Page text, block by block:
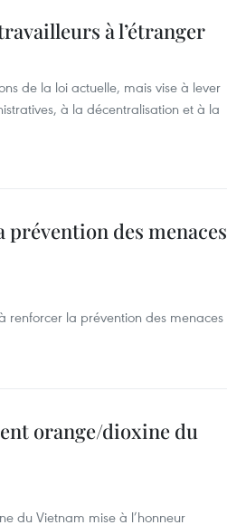
à l’étranger
de la loi actuelle, mais vise à lever
à la décentralisation et à la
prévention des menaces
renforcer la prévention des menaces
orange/dioxine du
du Vietnam mise à l’honneur